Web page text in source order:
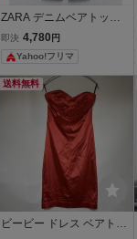
ZARA デニムベアトップ
ジャンプスーツ オールイ
ンワン
即決 4,780 円
Yahoo!フリマ
送料無料
ビービー ドレス ベアトッ